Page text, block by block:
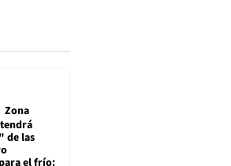
Zona
de las
el frío: